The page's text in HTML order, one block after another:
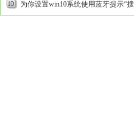
于启动计算机时出现了页面...
为你设置win10系统使用蓝牙提示“搜